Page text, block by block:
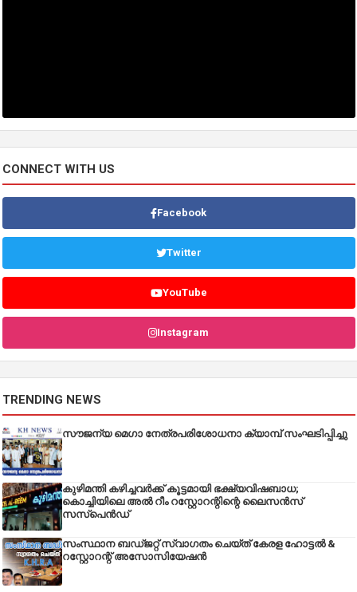
CONNECT WITH US
Facebook
Twitter
YouTube
Instagram
TRENDING NEWS
സൗജന്യ മെഗാ നേത്രപരിശോധനാ ക്യാമ്പ് സംഘടിപ്പിച്ചു
കുഴിമന്തി കഴിച്ചവർക്ക് കൂട്ടമായി ഭക്ഷ്യവിഷബാധ;
കൊച്ചിയിലെ അൽ റീം റസ്റ്റോറന്റിന്റെ ലൈസൻസ്
സസ്പെൻഡ്
സംസ്ഥാന ബഡ്‌ജറ്റ് സ്വാഗതം ചെയ്ത് കേരള ഹോട്ടൽ &
റസ്റ്റോറന്റ് അസോസിയേഷൻ